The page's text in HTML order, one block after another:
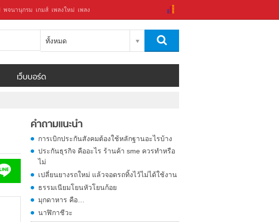
พจนานุกรม เกมส์ เพลงใหม่ เพลง
ทั้งหมด
เว็บบอร์ด
คำถามแนะนำ
การเบิกประกันสังคมต้องใช้หลักฐานอะไรบ้าง
ประกันธุรกิจ คืออะไร ร้านค้า sme ควรทำหรือ
ไม่
เปลี่ยนยางรถใหม่ แล้วจอดรถทิ้งไว้ไม่ได้ใช้งาน
ธรรมเนียมโยนหัวโยนก้อย
มุกดาหาร คือ…
นาฬิกาชีวะ